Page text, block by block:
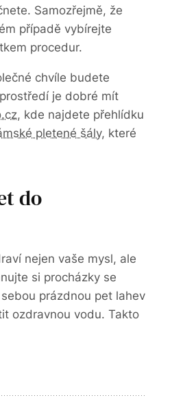
Samozřejmě, že
případě vybírejte
procedur.
chvíle budete
je dobré mít
, kde najdete přehlídku
pletené šály, které
do
nejen vaše mysl, ale
si procházky se
prázdnou pet lahev
ozdravnou vodu. Takto